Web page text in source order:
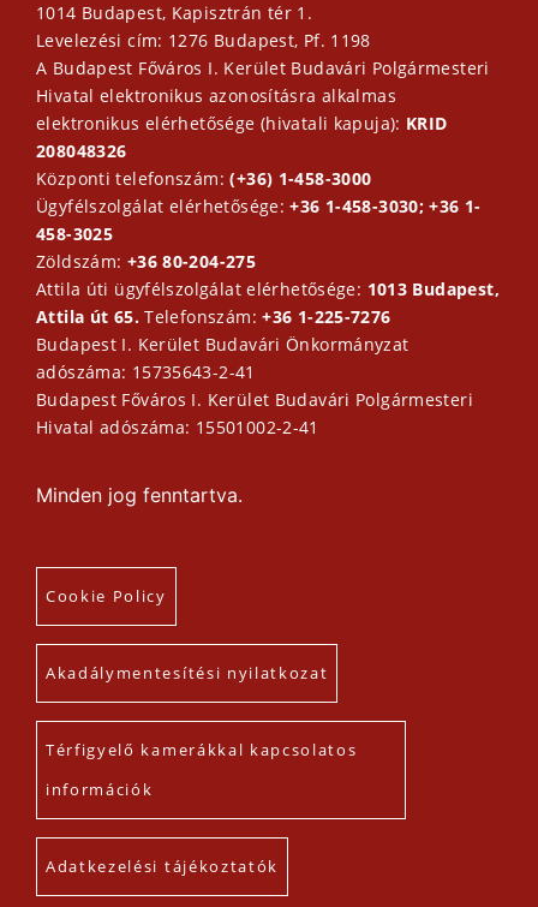
1014 Budapest, Kapisztrán tér 1.
Levelezési cím: 1276 Budapest, Pf. 1198
A Budapest Főváros I. Kerület Budavári Polgármesteri
Hivatal elektronikus azonosításra alkalmas
elektronikus elérhetősége (hivatali kapuja): KRID
208048326
Központi telefonszám:(+36) 1-458-3000
Ügyfélszolgálat elérhetősége:+36 1-458-3030; +36 1-
458-3025
Zöldszám: +36 80-204-275
Attila úti ügyfélszolgálat elérhetősége: 1013 Budapest,
Attila út 65.Telefonszám:+36 1-225-7276
Budapest I. Kerület Budavári Önkormányzat
adószáma: 15735643-2-41
Budapest Főváros I. Kerület Budavári Polgármesteri
Hivatal adószáma: 15501002-2-41
Minden jog fenntartva.
Cookie Policy
Akadálymentesítési nyilatkozat
Térfigyelő kamerákkal kapcsolatos
információk
Adatkezelési tájékoztatók